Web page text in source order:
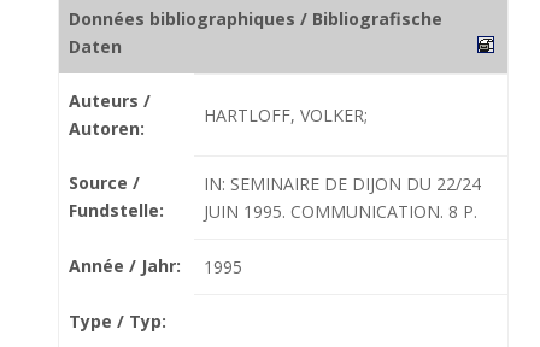
Données bibliographiques / Bibliografische
Daten
Auteurs /
Autoren:
HARTLOFF, VOLKER;
Source /
Fundstelle:
IN: SEMINAIRE DE DIJON DU 22/24
JUIN 1995. COMMUNICATION. 8 P.
Année / Jahr: 1995
Type / Typ: